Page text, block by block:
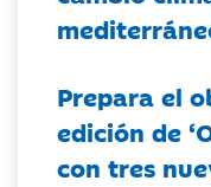
Prepara el
edición de
con tres